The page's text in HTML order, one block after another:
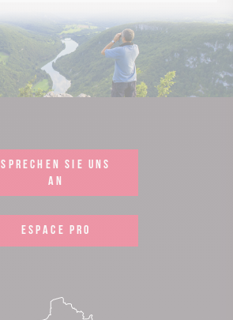
SPRECHEN SIE UNS
AN
ESPACE PRO